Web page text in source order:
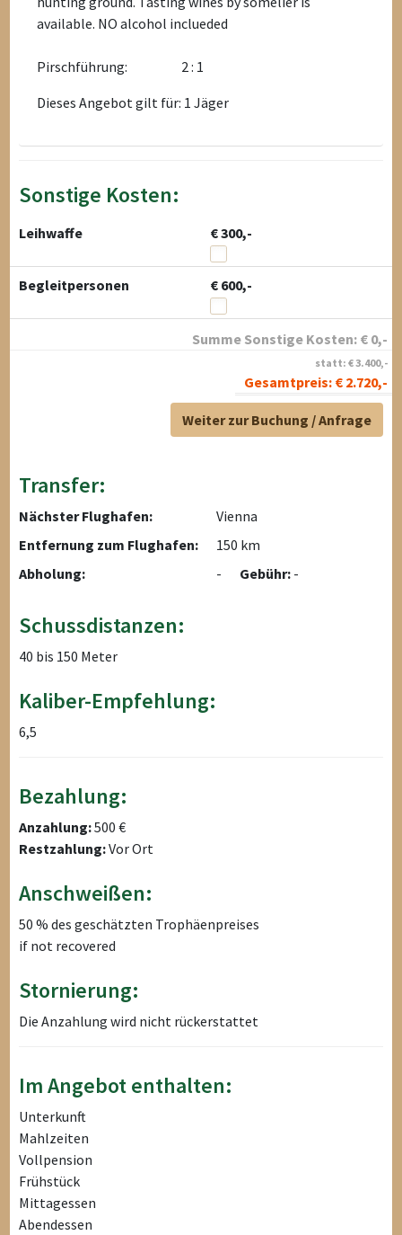
available. NO alcohol inclueded
Pirschführung:
2 : 1
Dieses Angebot gilt für: 1 Jäger
Sonstige Kosten:
Leihwaffe € 300,-
Begleitpersonen € 600,-
Summe Sonstige Kosten: € 0,-
statt: €3.400,-
Gesamtpreis: € 2.720,-
Weiter zur Buchung / Anfrage
Transfer:
Nächster Flughafen:
Vienna
Entfernung zum Flughafen:
150 km
Abholung:
- Gebühr: -
Schussdistanzen:
40 bis 150 Meter
Kaliber-Empfehlung:
6,5
Bezahlung:
Anzahlung:500 €
Restzahlung:Vor Ort
Anschweißen:
50 % des geschätzten Trophäenpreises
if not recovered
Stornierung:
Die Anzahlung wird nicht rückerstattet
Im Angebot enthalten:
Unterkunft
Mahlzeiten
Vollpension
Frühstück
Mittagessen
Abendessen